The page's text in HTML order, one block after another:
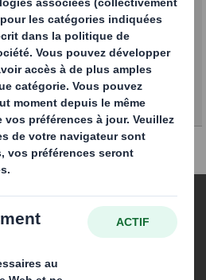
experts
pour un monde qui
parce que